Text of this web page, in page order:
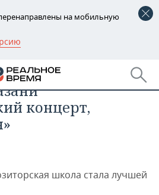
на мобильную
ПФО
«Мечтаю
концерт,
школа стала лучшей